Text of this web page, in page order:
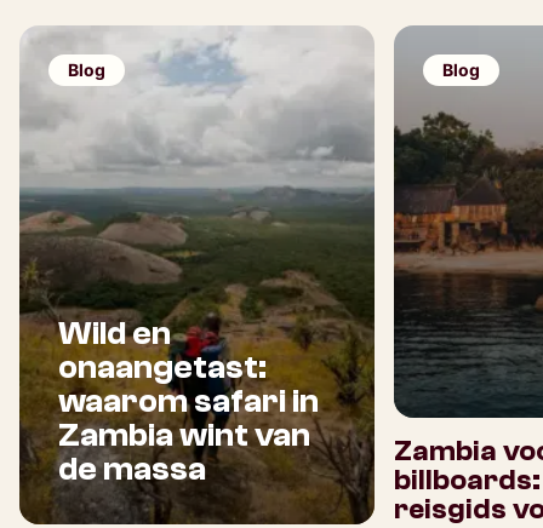
Blog
Wild en
onaangetast:
waarom safari in
Zambia wint van
de massa
Blog
Zambia
reisgids